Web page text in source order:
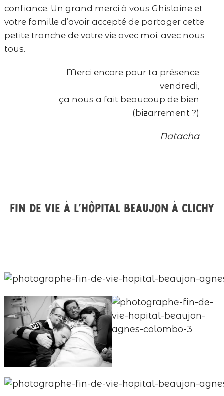
confiance. Un grand merci à vous Ghislaine et
votre famille d’avoir accepté de partager cette
petite tranche de votre vie avec moi, avec nous
tous.
Merci encore pour ta présence
vendredi,
ça nous a fait beaucoup de bien
(bizarrement ?)
Natacha
Fin de vie à l’hôpital Beaujon à Clichy